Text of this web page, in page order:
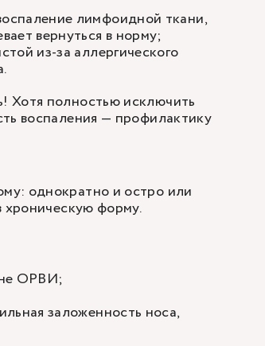
лимфоидной ткани,
вернуться в норму;
из-за аллергического
Хотя полностью исключить
воспаления — профилактику
однократно и остро или
хроническую форму.
ОРВИ;
заложенность носа,